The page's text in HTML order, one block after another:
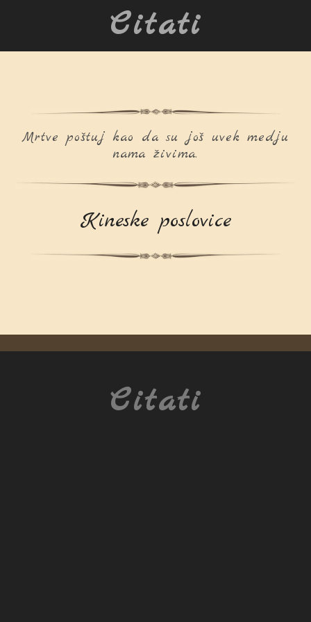
Citati
Mrtve poštuj kao da su još uvek medju
nama živima.
Kineske poslovice
Citati